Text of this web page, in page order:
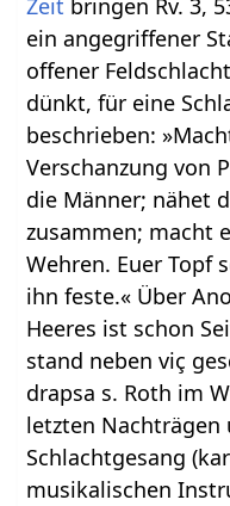
Zeit bringen Rv. 3,
ein angegriffener
offener
dünkt, für eine
beschrieben:
Verschanzung von
die Männer; nähet
zusammen; macht
Wehren. Euer Topf
ihn feste.« Über
Heeres ist schon
stand neben viç
drapsa s. Roth im
letzten Nachträgen
Schlachtgesang
musikalischen